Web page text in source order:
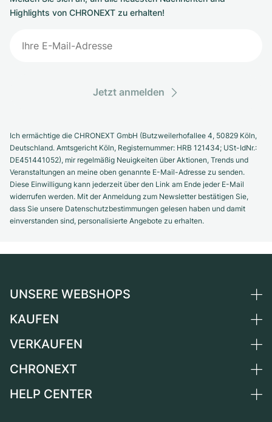
Highlights von CHRONEXT zu erhalten!
Jetzt anmelden
Ich ermächtige die CHRONEXT GmbH (Butzweilerhofallee 4, 50829 Köln,
Deutschland. Amtsgericht Köln, Registernummer: HRB 121434; USt-IdNr.:
DE451441052), mir regelmäßig Neuigkeiten über Aktionen, Trends und
Veranstaltungen an meine oben genannte E-Mail-Adresse zu senden.
Diese Einwilligung kann jederzeit über den Link am Ende jeder E-Mail
widerrufen werden. Mit der Anmeldung zum Newsletter bestätigen Sie,
dass Sie unsere Datenschutzbestimmungen gelesen haben und damit
einverstanden sind, personalisierte Angebote zu erhalten.
UNSERE WEBSHOPS
Deutschland
Schweiz
Frankreich
KAUFEN
Alle Luxusuhren
Independent Brands
VERKAUFEN
Uhr verkaufen
CHRONEXT
Über uns
HELP CENTER